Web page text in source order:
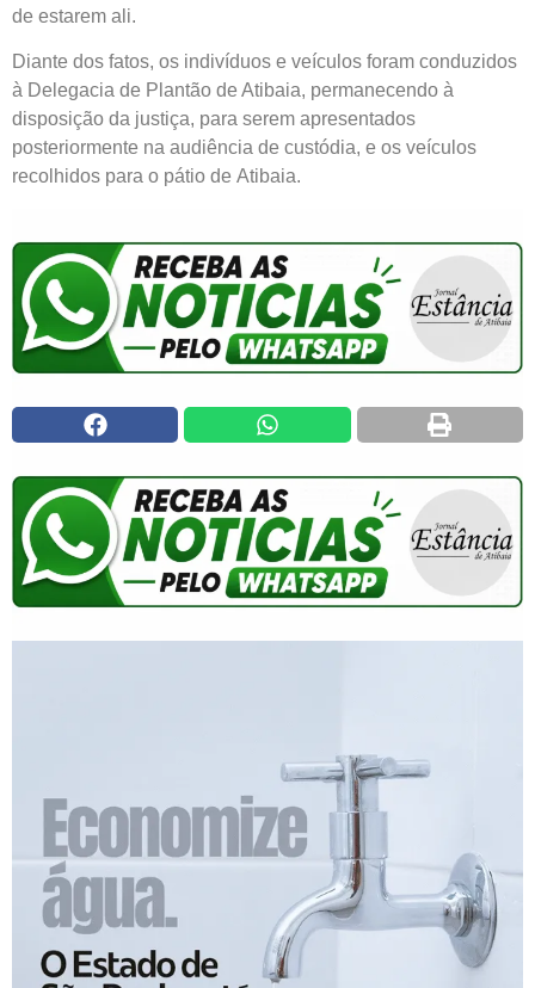
de estarem ali.
Diante dos fatos, os indivíduos e veículos foram conduzidos
à Delegacia de Plantão de Atibaia, permanecendo à
disposição da justiça, para serem apresentados
posteriormente na audiência de custódia, e os veículos
recolhidos para o pátio de Atibaia.